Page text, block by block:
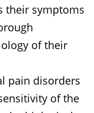
their symptoms
of their
pain disorders
of the